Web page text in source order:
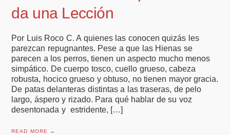
da una Lección
Por Luis Roco C. A quienes las conocen quizás les
parezcan repugnantes. Pese a que las Hienas se
parecen a los perros, tienen un aspecto mucho menos
simpático. De cuerpo tosco, cuello grueso, cabeza
robusta, hocico grueso y obtuso, no tienen mayor gracia.
De patas delanteras distintas a las traseras, de pelo
largo, áspero y rizado. Para qué hablar de su voz
desentonada y estridente, […]
READ MORE →